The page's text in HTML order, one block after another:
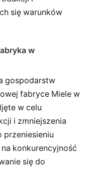
się warunków
w
gospodarstw
fabryce Miele w
w celu
i zmniejszenia
przeniesieniu
konkurencyjność
się do